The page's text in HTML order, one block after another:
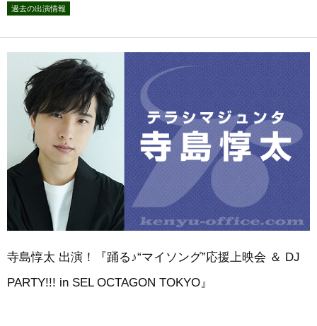
過去の出演情報
寺島惇太 出演！『踊る♪“マイソング”応援上映会 ＆ DJ
PARTY!!! in SEL OCTAGON TOKYO』